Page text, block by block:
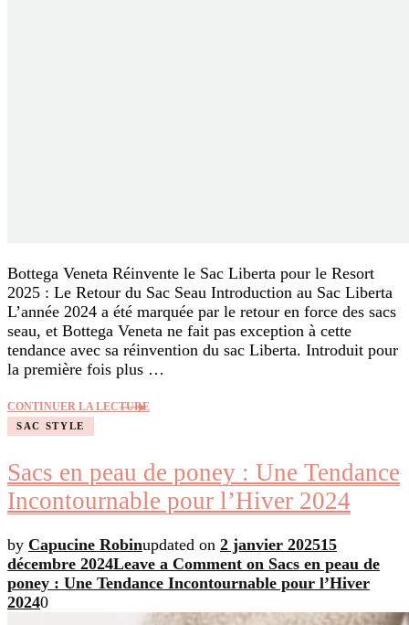
Bottega Veneta Réinvente le Sac Liberta pour le Resort
2025 : Le Retour du Sac Seau Introduction au Sac Liberta
L’année 2024 a été marquée par le retour en force des sacs
seau, et Bottega Veneta ne fait pas exception à cette
tendance avec sa réinvention du sac Liberta. Introduit pour
la première fois plus …
CONTINUER LA LECTURE
SAC STYLE
Sacs en peau de poney : Une Tendance
Incontournable pour l’Hiver 2024
by Capucine Robinupdated on 2 janvier 202515
décembre 2024Leave a Comment on Sacs en peau de
poney : Une Tendance Incontournable pour l’Hiver
20240